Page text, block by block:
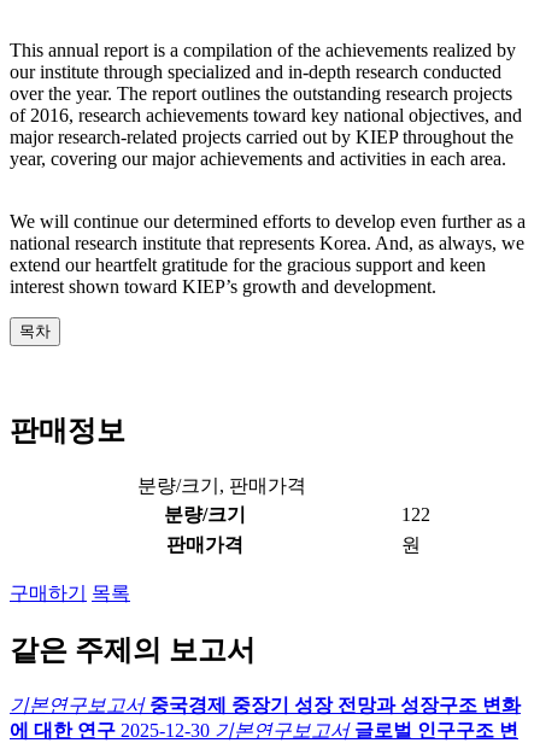
This annual report is a compilation of the achievements realized by
our institute through specialized and in-depth research conducted
over the year. The report outlines the outstanding research projects
of 2016, research achievements toward key national objectives, and
major research-related projects carried out by KIEP throughout the
year, covering our major achievements and activities in each area.
We will continue our determined efforts to develop even further as a
national research institute that represents Korea. And, as always, we
extend our heartfelt gratitude for the gracious support and keen
interest shown toward KIEP’s growth and development.
목차
판매정보
분량/크기, 판매가격
분량/크기
122
판매가격
원
구매하기 목록
같은 주제의 보고서
기본연구보고서 중국경제 중장기 성장 전망과 성장구조 변화
에 대한 연구 2025-12-30 기본연구보고서 글로벌 인구구조 변